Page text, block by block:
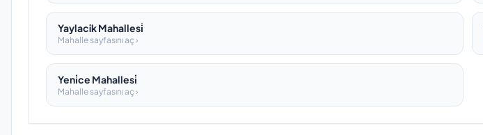
Yaylacik Mahallesi̇
Mahalle sayfasını aç ›
Yeni̇ce Mahallesi̇
Mahalle sayfasını aç ›